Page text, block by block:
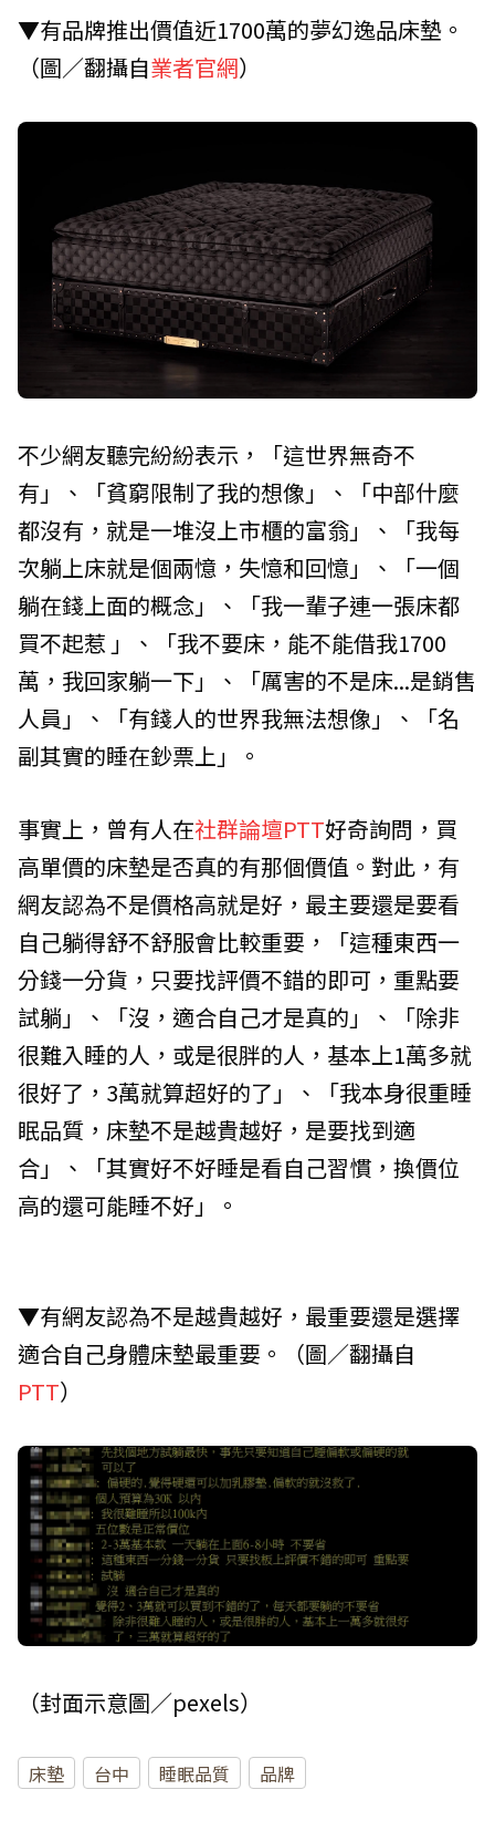
▼有品牌推出價值近1700萬的夢幻逸品床墊。
（圖／翻攝自業者官網）
不少網友聽完紛紛表示，「這世界無奇不
有」、「貧窮限制了我的想像」、「中部什麼
都沒有，就是一堆沒上市櫃的富翁」、「我每
次躺上床就是個兩憶，失憶和回憶」、「一個
躺在錢上面的概念」、「我一輩子連一張床都
買不起惹 」、「我不要床，能不能借我1700
萬，我回家躺一下」、「厲害的不是床...是銷售
人員」、「有錢人的世界我無法想像」、「名
副其實的睡在鈔票上」。
事實上，曾有人在社群論壇PTT好奇詢問，買
高單價的床墊是否真的有那個價值。對此，有
網友認為不是價格高就是好，最主要還是要看
自己躺得舒不舒服會比較重要，「這種東西一
分錢一分貨，只要找評價不錯的即可，重點要
試躺」、「沒，適合自己才是真的」、「除非
很難入睡的人，或是很胖的人，基本上1萬多就
很好了，3萬就算超好的了」、「我本身很重睡
眠品質，床墊不是越貴越好，是要找到適
合」、「其實好不好睡是看自己習慣，換價位
高的還可能睡不好」。
▼有網友認為不是越貴越好，最重要還是選擇
適合自己身體床墊最重要。（圖／翻攝自
PTT）
（封面示意圖／pexels）
床墊 台中 睡眠品質 品牌